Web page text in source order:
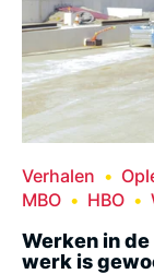
Verhalen
MBO
HBO
Werken in
werk is